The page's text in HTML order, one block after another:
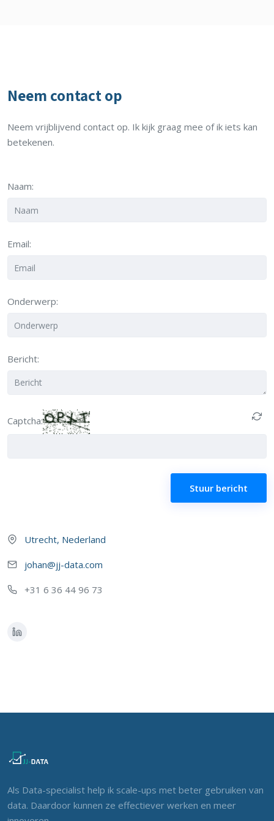
Neem contact op
Neem vrijblijvend contact op. Ik kijk graag mee of ik iets kan
betekenen.
Naam:
Email:
Onderwerp:
Bericht:
Captcha:
Stuur bericht
Utrecht, Nederland
johan@jj-data.com
+31 6 36 44 96 73
Als Data-specialist help ik scale-ups met beter gebruiken van
data. Daardoor kunnen ze effectiever werken en meer